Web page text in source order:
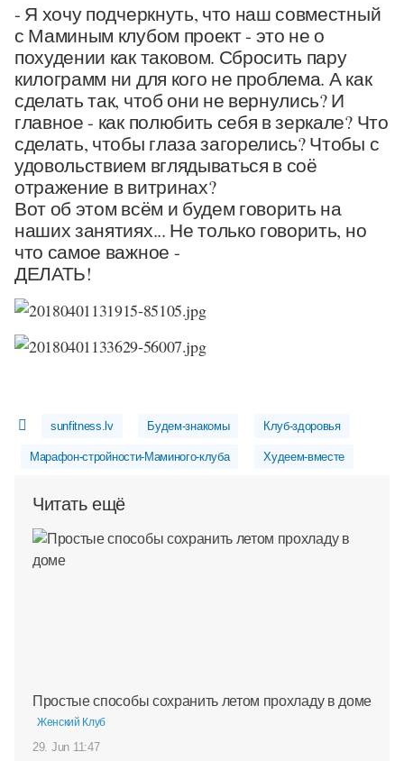
- Я хочу подчеркнуть, что наш совместный
с Маминым клубом проект - это не о
похудении как таковом. Сбросить пару
килограмм ни для кого не проблема. А как
сделать так, чтоб они не вернулись? И
главное - как полюбить себя в зеркале? Что
сделать, чтобы глаза загорелись? Чтобы с
удовольствием вглядываться в соё
отражение в витринах?
Вот об этом всём и будем говорить на
наших занятиях... Не только говорить, но
что самое важное -
ДЕЛАТЬ!
sunfitness.lv Будем-знакомы Клуб-здоровья
Марафон-стройности-Маминого-клуба Худеем-вместе
Читать ещё
Простые способы сохранить летом прохладу в доме
Женский Клуб
29. Jun 11:47